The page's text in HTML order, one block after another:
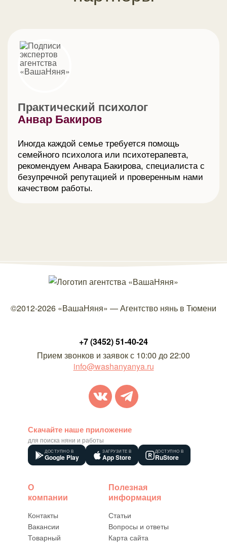
Практический психолог
Анвар Бакиров
Иногда каждой семье требуется помощь
семейного психолога или психотерапевта,
рекомендуем Анвара Бакирова, специалиста с
безупречной репутацией и проверенным нами
качеством работы.
©2012-2026 «ВашаНяня» —Агентство нянь в Тюмени
+7 (3452) 51-40-24
Прием звонков и заявок с 10:00 до 22:00
info@washanyanya.ru
Скачайте наше приложение
для поиска няни и работы
ДОСТУПНО В
Google Play
ЗАГРУЗИТЕ В
App Store
ДОСТУПНО В
RuStore
О
компании
Контакты
Вакансии
Товарный
Полезная
информация
Статьи
Вопросы и ответы
Карта сайта